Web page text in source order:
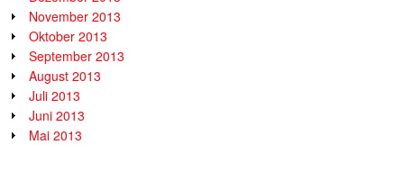
November 2013
Oktober 2013
September 2013
August 2013
Juli 2013
Juni 2013
Mai 2013